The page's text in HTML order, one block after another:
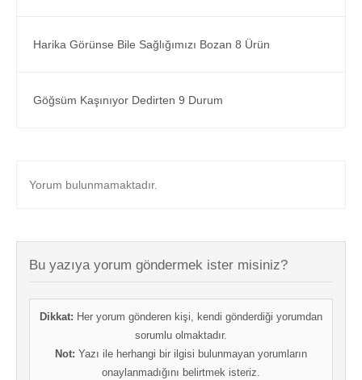
Harika Görünse Bile Sağlığımızı Bozan 8 Ürün
Göğsüm Kaşınıyor Dedirten 9 Durum
Yorum bulunmamaktadır.
Bu yazıya yorum göndermek ister misiniz?
Dikkat: Her yorum gönderen kişi, kendi gönderdiği yorumdan
sorumlu olmaktadır.
Not: Yazı ile herhangi bir ilgisi bulunmayan yorumların
onaylanmadığını belirtmek isteriz.